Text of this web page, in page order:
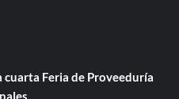
cuarta Feria de Proveeduría